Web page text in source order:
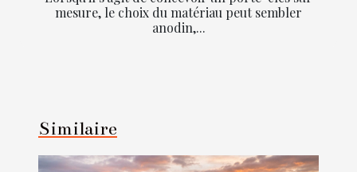
mesure, le choix du matériau peut sembler
anodin,...
Similaire